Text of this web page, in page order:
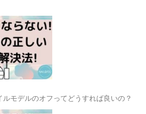
モデルのオフってどうすれば良いの？